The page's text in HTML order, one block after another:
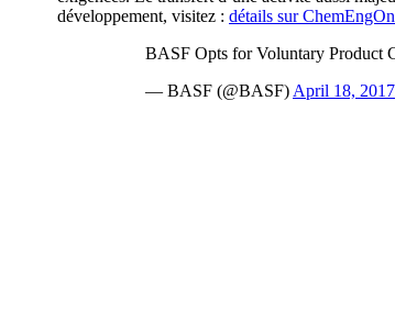
développement, visitez : détails sur
BASF Opts for Voluntary Product
— BASF (@BASF) April 18, 2017